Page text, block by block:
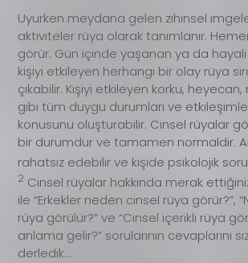
​Uyurken meydana gelen zihinsel
aktiviteler rüya olarak tanımlanır.
görür. Gün içinde yaşanan ya da hayali
kişiyi etkileyen herhangi bir olay rüya
çıkabilir. Kişiyi etkileyen korku, heyecan,
gibi tüm duygu durumları ve
konusunu oluşturabilir. Cinsel rüyalar
bir durumdur ve tamamen normaldir.
rahatsız edebilir ve kişide psikolojik
2 Cinsel rüyalar hakkında merak
ile “Erkekler neden cinsel rüya görür?”,
rüya görülür?” ve “Cinsel içerikli rüya
anlama gelir?” sorularının cevaplarını
derledik…